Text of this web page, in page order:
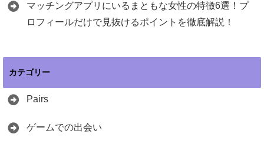
マッチングアプリにいるまともな女性の特徴6選！プ
ロフィールだけで見抜けるポイントを徹底解説！
カテゴリー
Pairs
ゲームでの出会い